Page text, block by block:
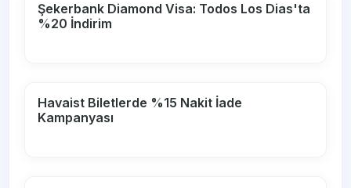
Şekerbank Diamond Visa: Todos Los Dias'ta
%20 İndirim
Havaist Biletlerde %15 Nakit İade
Kampanyası